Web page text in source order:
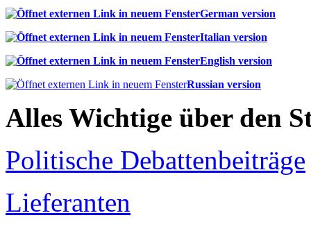
German version
Italian version
English version
Russian version
Alles Wichtige über den
Politische Debattenbeiträge
Lieferanten